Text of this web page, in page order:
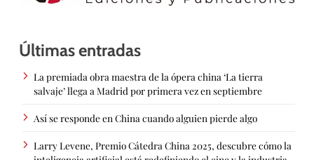
Últimas entradas
La premiada obra maestra de la ópera china ‘La tierra
salvaje’ llega a Madrid por primera vez en septiembre
Así se responde en China cuando alguien pierde algo
Larry Levene, Premio Cátedra China 2025, descubre cómo la